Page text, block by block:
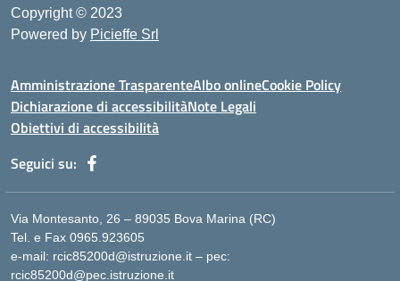
Copyright © 2023
Powered by Picieffe Srl
Amministrazione TrasparenteAlbo onlineCookie Policy
Dichiarazione di accessibilitàNote Legali
Obiettivi di accessibilità
Seguici su:
Via Montesanto, 26 – 89035 Bova Marina (RC)
Tel. e Fax 0965.923605
e-mail: rcic85200d@istruzione.it – pec:
rcic85200d@pec.istruzione.it